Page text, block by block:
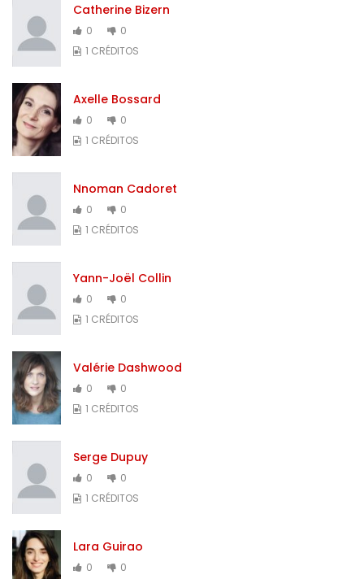
Catherine Bizern
0
0
1 CRÉDITOS
Axelle Bossard
0
0
1 CRÉDITOS
Nnoman Cadoret
0
0
1 CRÉDITOS
Yann-Joël Collin
0
0
1 CRÉDITOS
Valérie Dashwood
0
0
1 CRÉDITOS
Serge Dupuy
0
0
1 CRÉDITOS
Lara Guirao
0
0